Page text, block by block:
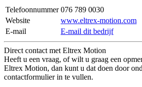
Telefoonnummer 076 789 0030
Website
www.eltrex-motion.com
E-mail
E-mail dit bedrijf
Direct contact met Eltrex Motion
Heeft u een vraag, of wilt u graag een
Eltrex Motion, dan kunt u dat doen door
contactformulier in te vullen.